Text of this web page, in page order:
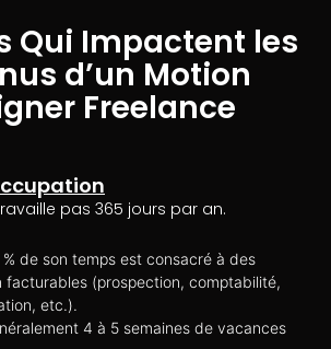
Qui Impactent les
d’un Motion
Freelance
pas 365 jours par an.
% de son temps est consacré à des
facturables (prospection, comptabilité,
etc.).
4 à 5 semaines de vacances